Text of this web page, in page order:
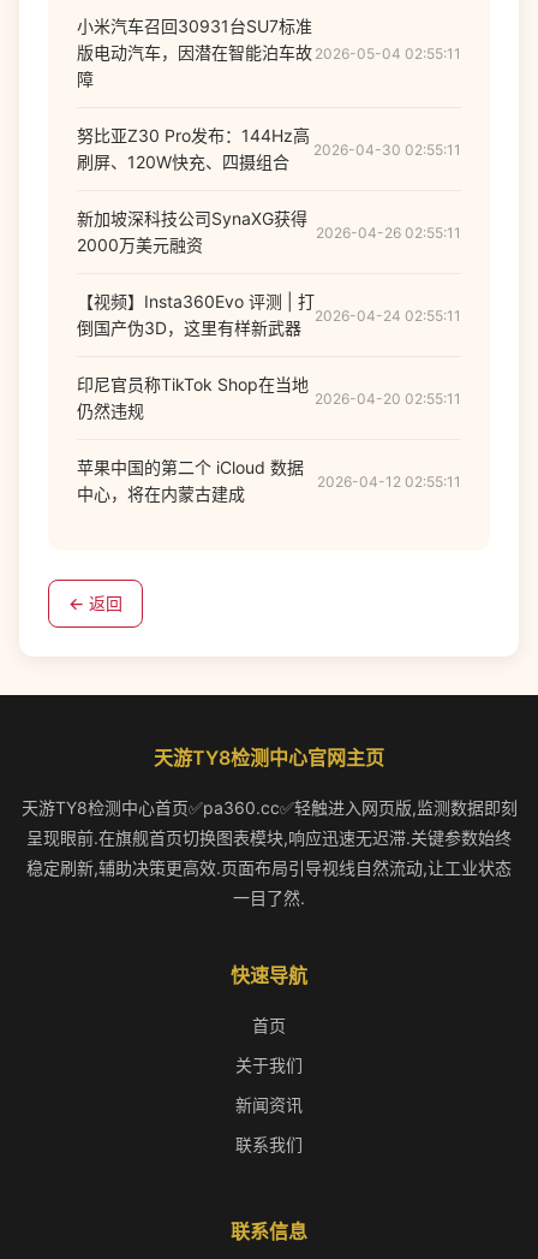
小米汽车召回30931台SU7标准
版电动汽车，因潜在智能泊车故
障
2026-05-04 02:55:11
努比亚Z30 Pro发布：144Hz高
刷屏、120W快充、四摄组合
2026-04-30 02:55:11
新加坡深科技公司SynaXG获得
2000万美元融资
2026-04-26 02:55:11
【视频】Insta360Evo 评测 | 打
倒国产伪3D，这里有样新武器
2026-04-24 02:55:11
印尼官员称TikTok Shop在当地
仍然违规
2026-04-20 02:55:11
苹果中国的第二个 iCloud 数据
中心，将在内蒙古建成
2026-04-12 02:55:11
← 返回
天游TY8检测中心官网主页
天游TY8检测中心首页✅pa360.cc✅轻触进入网页版,监测数据即刻
呈现眼前.在旗舰首页切换图表模块,响应迅速无迟滞.关键参数始终
稳定刷新,辅助决策更高效.页面布局引导视线自然流动,让工业状态
一目了然.
快速导航
首页
关于我们
新闻资讯
联系我们
联系信息